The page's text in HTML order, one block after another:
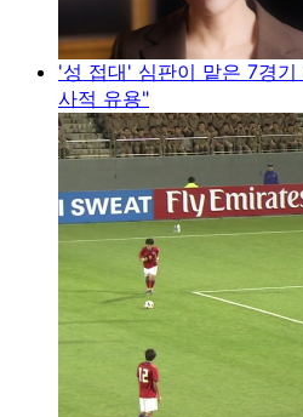
'성 접대' 심판이 맡은 7경
사적 유용"